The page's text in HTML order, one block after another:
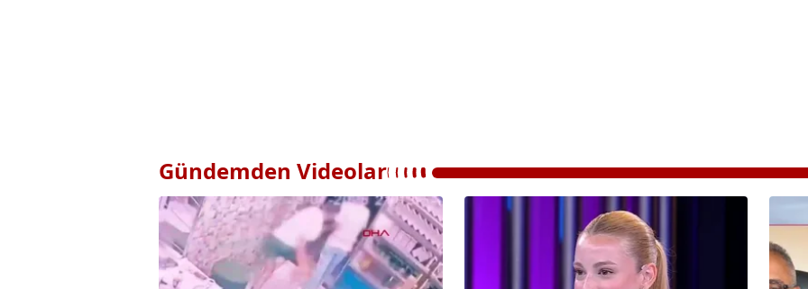
Gündemden Videolar